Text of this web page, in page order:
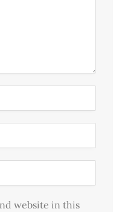
website in this